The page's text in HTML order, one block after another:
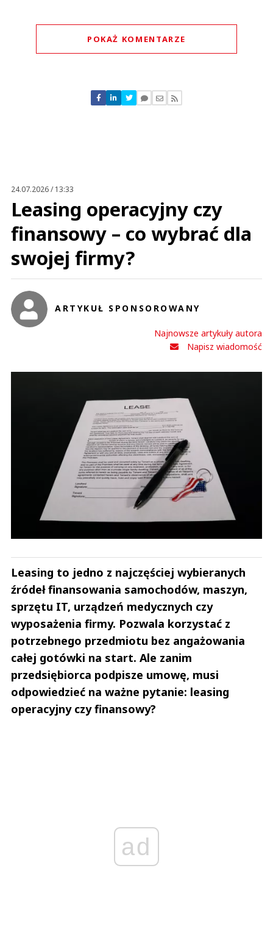
POKAŻ KOMENTARZE
Nie znaleziono komentarzy
Zostaw swoje komentarze
24.07.2026 / 13:33
Leasing operacyjny czy
finansowy – co wybrać dla
swojej firmy?
ARTYKUŁ SPONSOROWANY
Najnowsze artykuły autora
Napisz wiadomość
Leasing to jedno z najczęściej wybieranych
źródeł finansowania samochodów, maszyn,
sprzętu IT, urządzeń medycznych czy
wyposażenia firmy. Pozwala korzystać z
potrzebnego przedmiotu bez angażowania
całej gotówki na start. Ale zanim
przedsiębiorca podpisze umowę, musi
odpowiedzieć na ważne pytanie: leasing
operacyjny czy finansowy?
ad